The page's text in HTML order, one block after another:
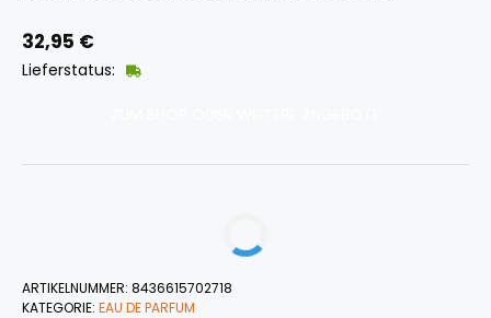
32,95 €
Lieferstatus:
ARTIKELNUMMER: 8436615702718
KATEGORIE: EAU DE PARFUM